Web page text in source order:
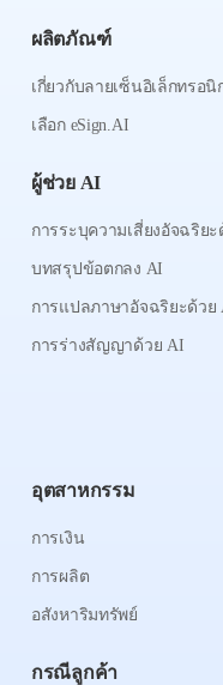
ผลิตภัณฑ์
เกี่ยวกับลายเซ็นอิเล็กทรอนิ
เลือก eSign.AI
ผู้ช่วย AI
การระบุความเสี่ยงอัจฉริย
บทสรุปข้อตกลง AI
การแปลภาษาอัจฉริยะด้วย
การร่างสัญญาด้วย AI
อุตสาหกรรม
การเงิน
การผลิต
อสังหาริมทรัพย์
กรณีลูกค้า